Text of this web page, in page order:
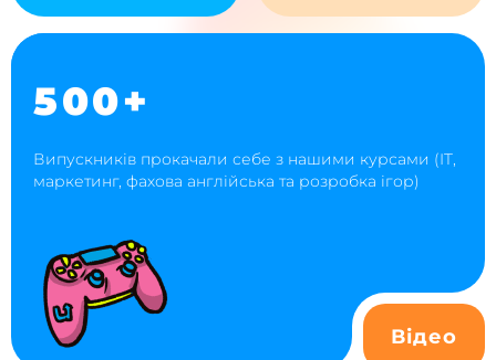
Відео
500+
Випускників прокачали себе з нашими курсами (IT,
маркетинг, фахова англійська та розробка ігор)